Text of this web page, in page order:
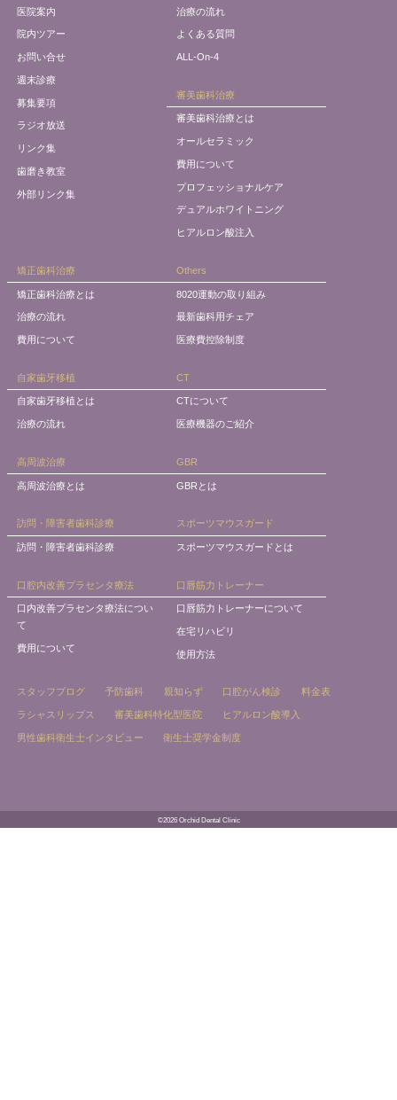
医院案内
院内ツアー
お問い合せ
週末診療
募集要項
ラジオ放送
リンク集
歯磨き教室
外部リンク集
治療の流れ
よくある質問
ALL-On-4
審美歯科治療
審美歯科治療とは
オールセラミック
費用について
プロフェッショナルケア
デュアルホワイトニング
ヒアルロン酸注入
矯正歯科治療
矯正歯科治療とは
治療の流れ
費用について
Others
8020運動の取り組み
最新歯科用チェア
医療費控除制度
自家歯牙移植
自家歯牙移植とは
治療の流れ
CT
CTについて
医療機器のご紹介
高周波治療
高周波治療とは
GBR
GBRとは
訪問・障害者歯科診療
訪問・障害者歯科診療
スポーツマウスガード
スポーツマウスガードとは
口腔内改善プラセンタ療法
口内改善プラセンタ療法につい
て
費用について
口唇筋力トレーナー
口唇筋力トレーナーについて
在宅リハビリ
使用方法
スタッフブログ 予防歯科 親知らず 口腔がん検診 料金表
ラシャスリップス 審美歯科特化型医院 ヒアルロン酸導入
男性歯科衛生士インタビュー 衛生士奨学金制度
©2026 Orchid Dental Clinic